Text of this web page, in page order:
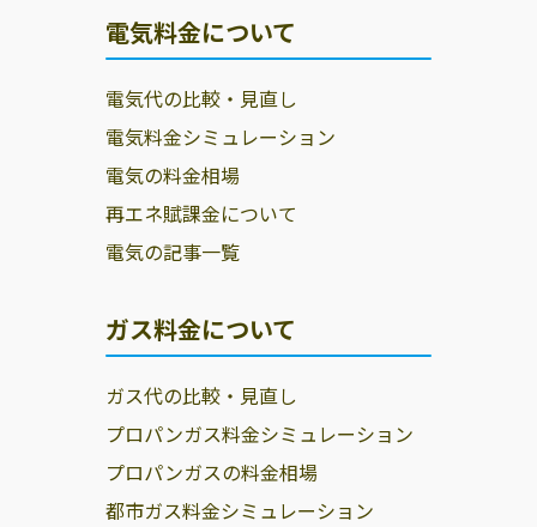
電気料金について
電気代の比較・見直し
電気料金シミュレーション
電気の料金相場
再エネ賦課金について
電気の記事一覧
ガス料金について
ガス代の比較・見直し
プロパンガス料金シミュレーション
プロパンガスの料金相場
都市ガス料金シミュレーション